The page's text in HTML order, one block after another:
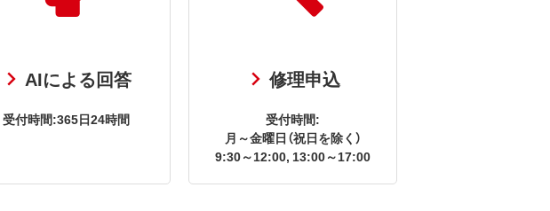
AIによる回答
受付時間:365日24時間
修理申込
受付時間:
月～金曜日（祝日を除く）
9:30～12:00, 13:00～17:00